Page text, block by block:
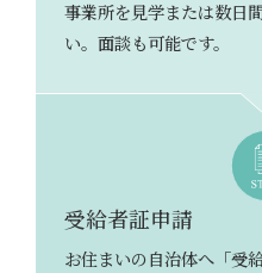
事業所を見学または数日
い。面談も可能です。
受給者証申請
お住まいの自治体へ「受